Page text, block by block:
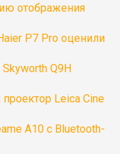
отображения
P7 Pro оценили
Q9H
Leica Cine
A10 с Bluetooth-